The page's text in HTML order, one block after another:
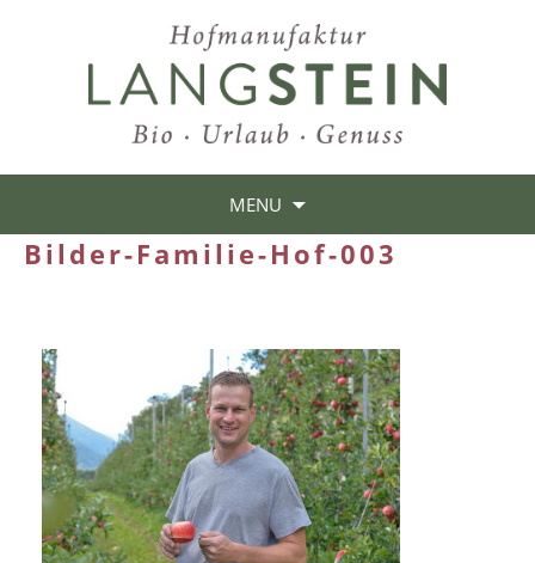
MENU
Bilder-Familie-Hof-003